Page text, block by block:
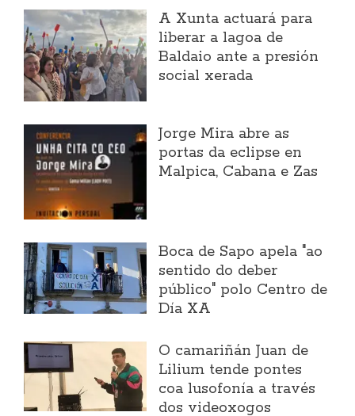
A Xunta actuará para
liberar a lagoa de
Baldaio ante a presión
social xerada
Jorge Mira abre as
portas da eclipse en
Malpica, Cabana e Zas
Boca de Sapo apela "ao
sentido do deber
público" polo Centro de
Día XA
O camariñán Juan de
Lilium tende pontes
coa lusofonía a través
dos videoxogos